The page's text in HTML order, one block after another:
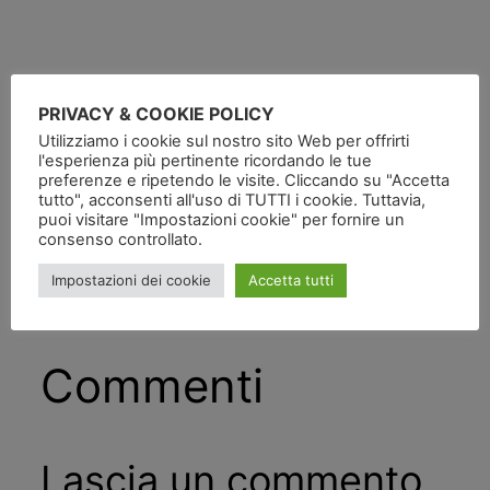
Pubblicatoin
da
Tag:
Commenti
Lascia un commento
PRIVACY & COOKIE POLICY
Utilizziamo i cookie sul nostro sito Web per offrirti
l'esperienza più pertinente ricordando le tue
preferenze e ripetendo le visite. Cliccando su "Accetta
tutto", acconsenti all'uso di TUTTI i cookie. Tuttavia,
puoi visitare "Impostazioni cookie" per fornire un
consenso controllato.
Impostazioni dei cookie Accetta tutti